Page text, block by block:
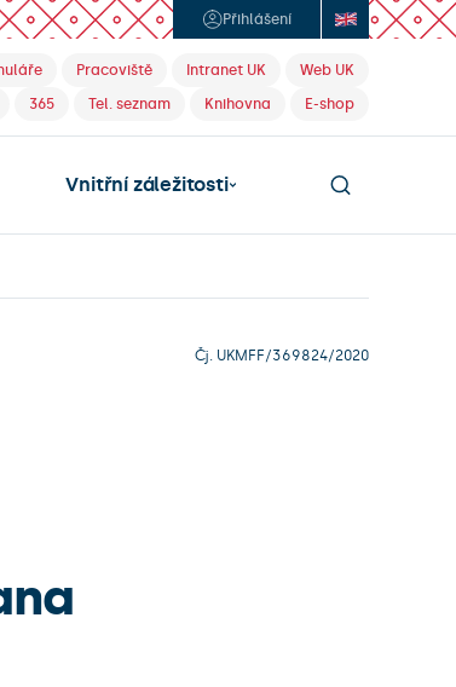
Přihlášení
Pracoviště Intranet UK
Web UK
365 Tel. seznam Knihovna E-shop
Vnitřní záležitosti
Čj. UKMFF/369824/2020